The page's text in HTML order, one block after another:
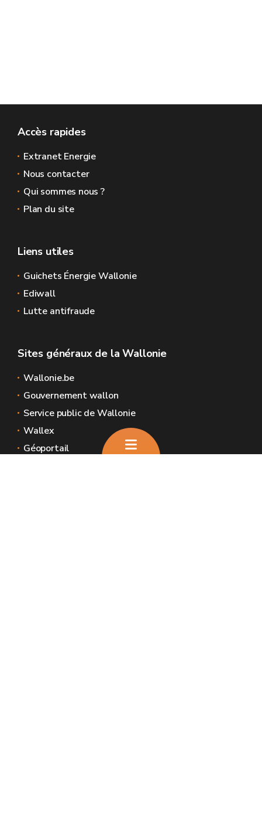
Accès rapides
Extranet Energie
Nous contacter
Qui sommes nous ?
Plan du site
Liens utiles
Guichets Énergie Wallonie
Ediwall
Lutte antifraude
Sites généraux de la Wallonie
Wallonie.be
Gouvernement wallon
Service public de Wallonie
Wallex
Géoportail